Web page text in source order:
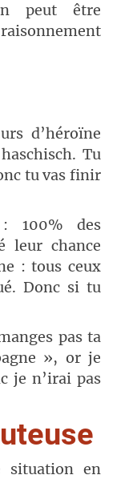
peut être
d’héroïne
Tu
tu vas finir
: 100% des
leur chance
: tous ceux
Donc si tu
pas ta
», or je
je n’irai pas
situation en